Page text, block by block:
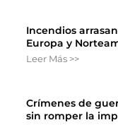
Incendios
Europa y
Leer Más >>
Crímenes de
sin romper la